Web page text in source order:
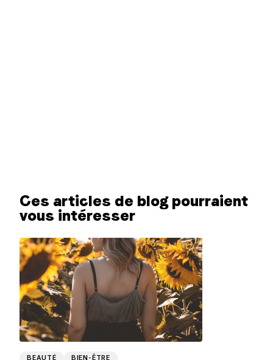
Ces articles de blog pourraient
vous intéresser
BEAUTÉ BIEN-ÊTRE